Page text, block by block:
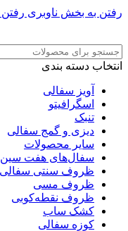
رفتن به بخش ناوبری
انتخاب دسته بندی
آویز سفالی
اسگرافیتو
تنبک
دیزی و گمج سفالی
سایر محصولات
سفال‌های هفت‌ سین
ظروف سنتی سفالی
ظروف مسی
ظروف نقطه‌کوبی
کشک ساب
کوزه سفالی